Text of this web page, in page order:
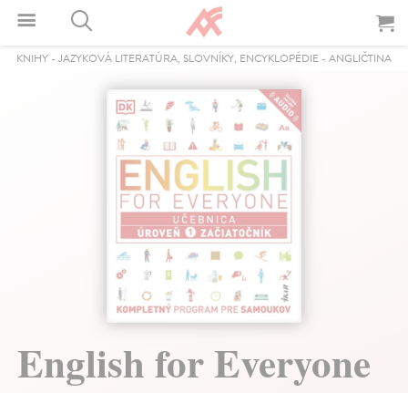
KNIHY - JAZYKOVÁ LITERATÚRA, SLOVNÍKY, ENCYKLOPÉDIE - ANGLIČTINA
English for Everyone